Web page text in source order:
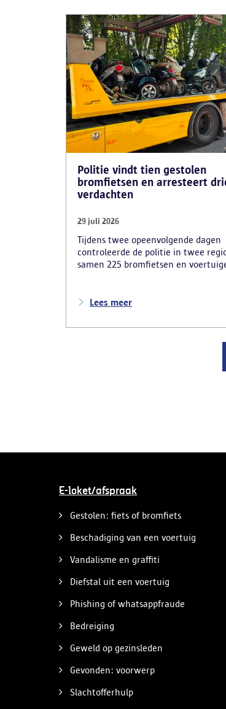
Politie vindt tien gestolen
bromfietsen en arresteert
verdachten
29 juli 2026
Tijdens twee opeenvolgende dagen
controleerde de politie in twee
samen 225 bromfietsen en
teruggevonden en zestien
arresteerde de politie ook drie
Lees meer
E-loket/afspraak
Gestolen: fiets of bromfiets
Beschadiging van een voertuig
Vandalisme en graffiti
Diefstal uit een voertuig
Phishing of whatsappfraude
Bedreiging
Geweld op gezinsleden
Gevonden: voorwerp
Slachtofferhulp